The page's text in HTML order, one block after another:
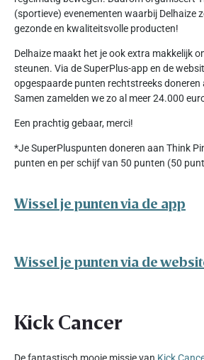
(sportieve) evenementen waarbij Delhaize
gezonde en kwaliteitsvolle producten!
Delhaize maakt het je ook extra makkelijk
steunen. Via de SuperPlus-app en de
opgespaarde punten rechtstreeks doneren
Samen zamelden we zo al meer 24.000
Een prachtig gebaar, merci!
*Je SuperPluspunten doneren aan Think
punten en per schijf van 50 punten (50
Wissel je punten via de app
Wissel je punten via de
Kick Cancer